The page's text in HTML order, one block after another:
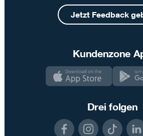
Jetzt Feedback
Kundenzone
Drei folgen